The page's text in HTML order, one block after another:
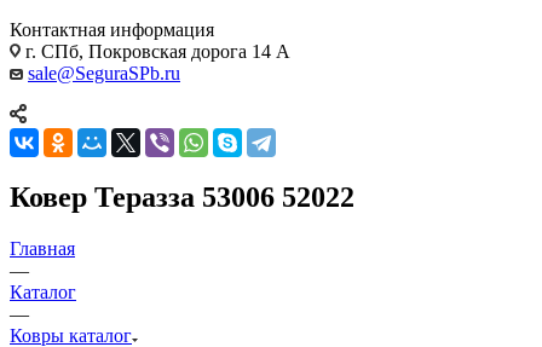
Контактная информация
г. СПб, Покровская дорога 14 А
sale@SeguraSPb.ru
Ковер Теразза 53006 52022
Главная
—
Каталог
—
Ковры каталог